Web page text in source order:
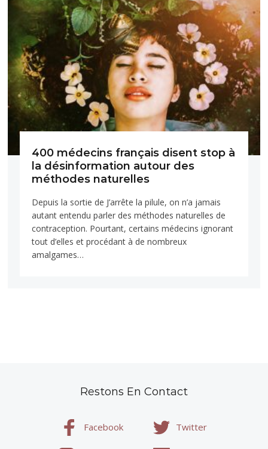
400 médecins français disent stop à
la désinformation autour des
méthodes naturelles
Depuis la sortie de J’arrête la pilule, on n’a jamais
autant entendu parler des méthodes naturelles de
contraception. Pourtant, certains médecins ignorant
tout d’elles et procédant à de nombreux
amalgames…
Restons En Contact
Facebook Twitter